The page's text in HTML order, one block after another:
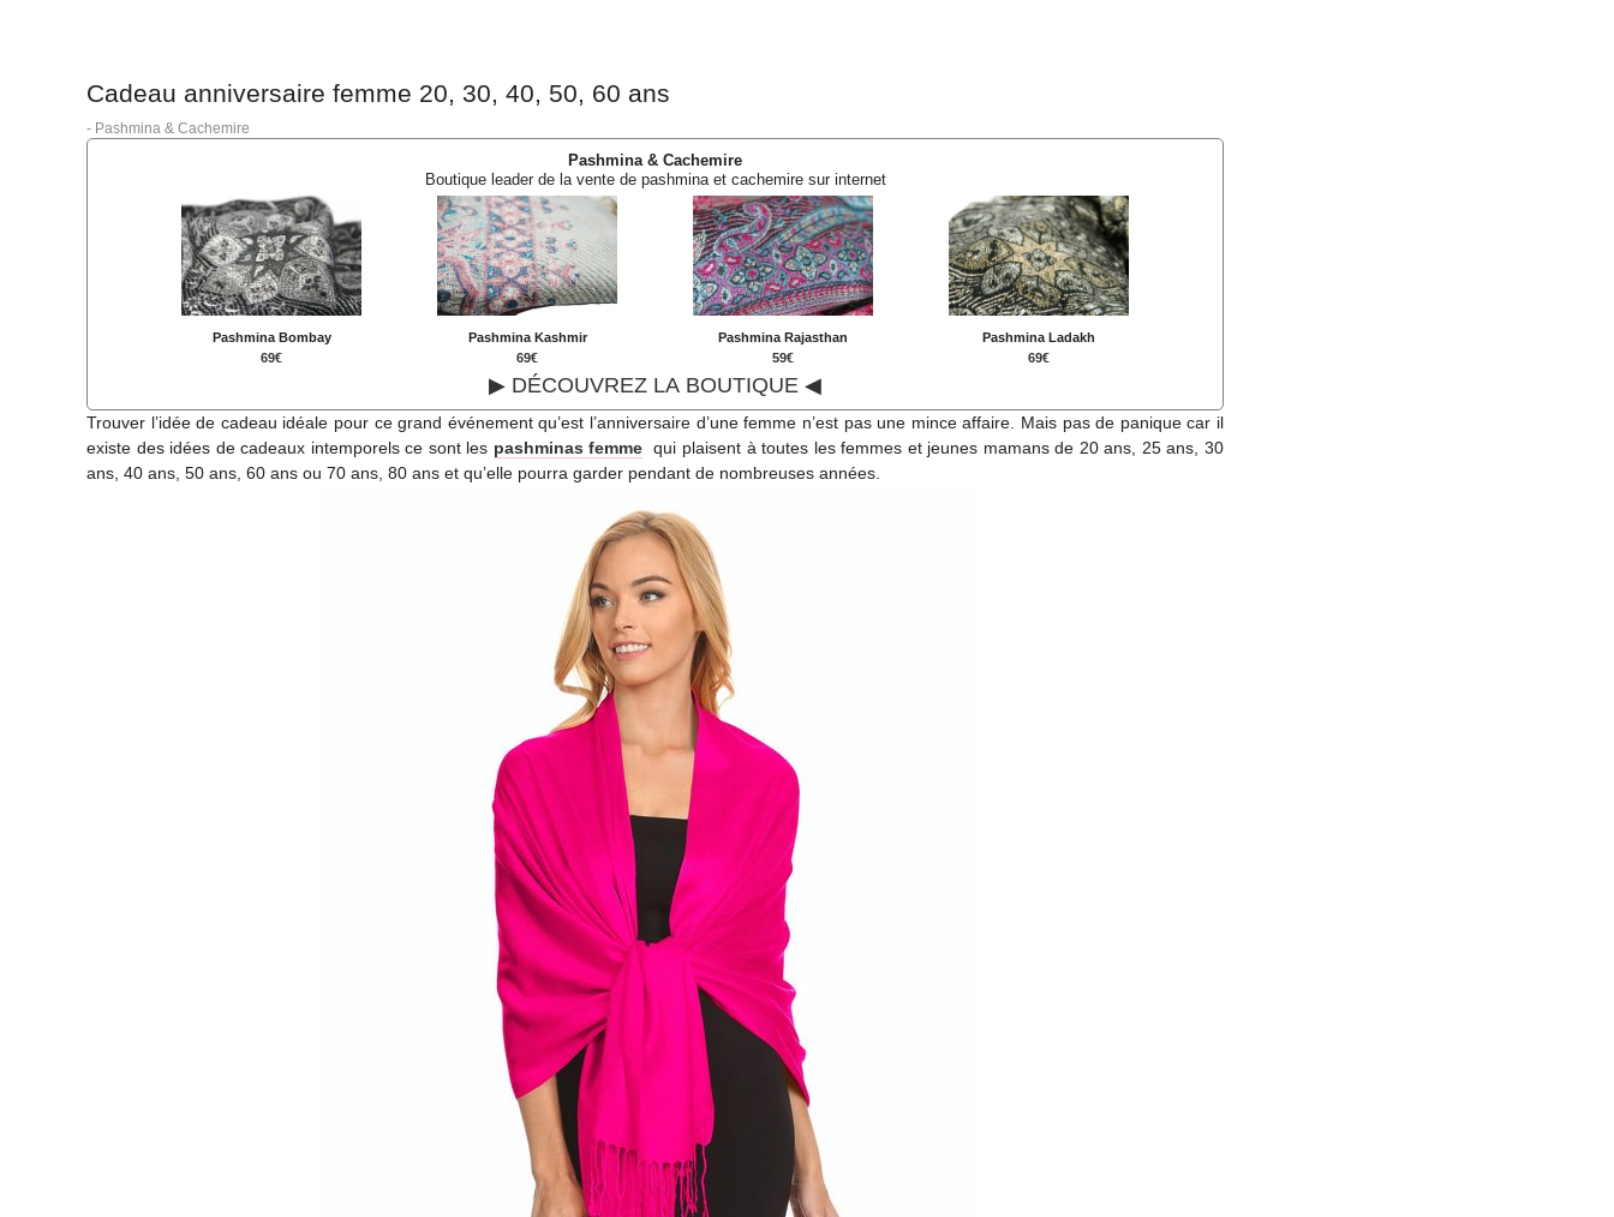
Cadeau anniversaire femme 20, 30, 40, 50, 60 ans
- Pashmina & Cachemire
Pashmina & Cachemire
Boutique leader de la vente de pashmina et cachemire sur internet
Pashmina Bombay
69€
Pashmina Kashmir
69€
Pashmina Rajasthan
59€
Pashmina Ladakh
69€
▶ DÉCOUVREZ LA BOUTIQUE ◀
Trouver l’idée de cadeau idéale pour ce grand événement qu’est l’anniversaire d’une femme n’est pas une mince affaire. Mais pas de panique car il
existe des idées de cadeaux intemporels ce sont les pashminas femme qui plaisent à toutes les femmes et jeunes mamans de 20 ans, 25 ans, 30
ans, 40 ans, 50 ans, 60 ans ou 70 ans, 80 ans et qu’elle pourra garder pendant de nombreuses années.